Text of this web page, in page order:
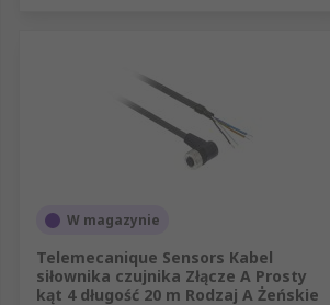
W magazynie
Telemecanique Sensors Kabel
siłownika czujnika Złącze A Prosty
kąt 4 długość 20 m Rodzaj A Żeńskie